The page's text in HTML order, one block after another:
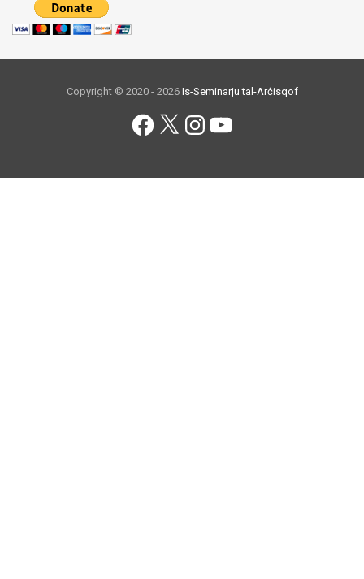
Copyright © 2020 - 2026 Is-Seminarju tal-Arċisqof
Facebook
X Instagram
YouTube